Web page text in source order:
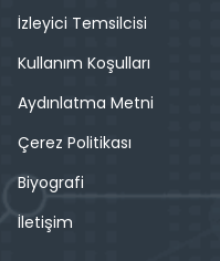
İzleyici Temsilcisi
Kullanım Koşulları
Aydınlatma Metni
Çerez Politikası
Biyografi
İletişim